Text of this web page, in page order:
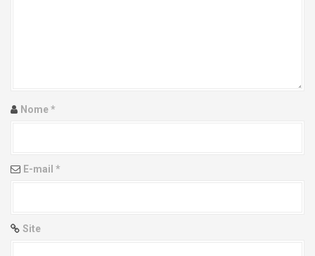
i
n
Nome*
E-mail *
Site